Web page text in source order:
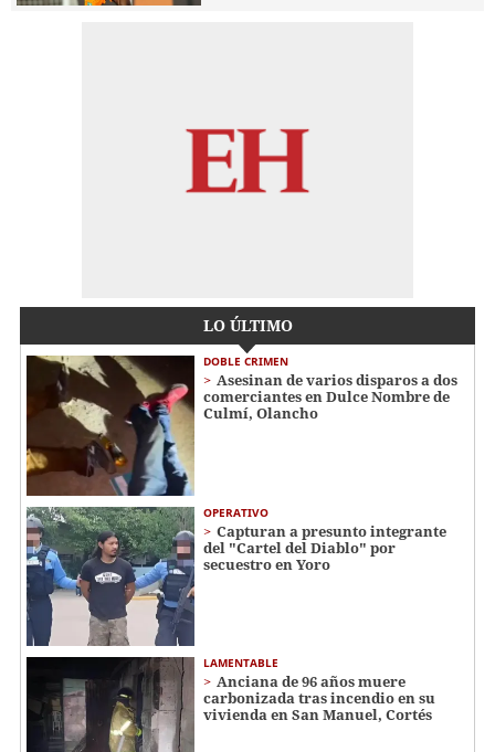
LO ÚLTIMO
DOBLE CRIMEN
Asesinan de varios disparos a dos
comerciantes en Dulce Nombre de
Culmí, Olancho
OPERATIVO
Capturan a presunto integrante
del "Cartel del Diablo" por
secuestro en Yoro
LAMENTABLE
Anciana de 96 años muere
carbonizada tras incendio en su
vivienda en San Manuel, Cortés